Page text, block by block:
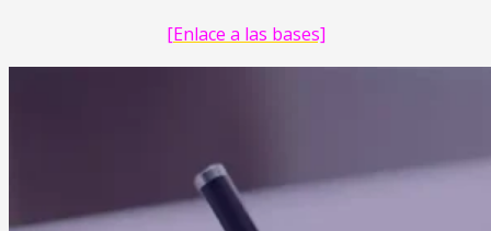
[Enlace a las bases]